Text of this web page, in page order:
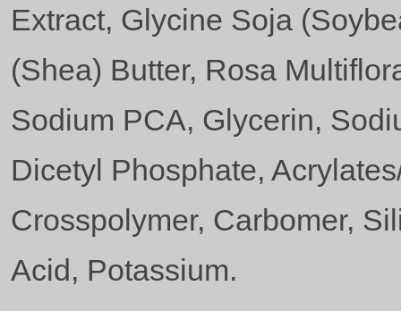
Extract, Glycine Soja
(Shea) Butter, Rosa
Sodium PCA, Glycerin,
Dicetyl Phosphate,
Crosspolymer, Carbomer,
Acid, Potassium.